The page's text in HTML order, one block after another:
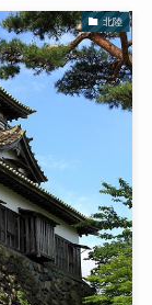
北陸